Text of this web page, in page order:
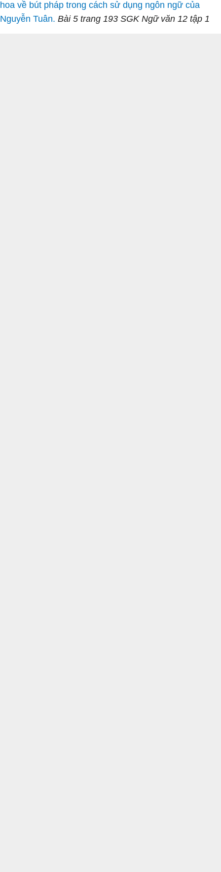
hoa về bút pháp trong cách sử dụng ngôn ngữ của
Nguyễn Tuân. Bài 5 trang 193 SGK Ngữ văn 12 tập 1